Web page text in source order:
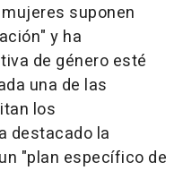
suponen
y ha
de género esté
una de las
los
destacado la
"plan específico de